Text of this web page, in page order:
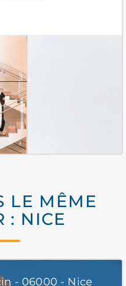
LE MÊME
: NICE
- 06000 - Nice